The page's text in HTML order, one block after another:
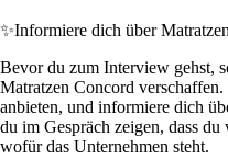
✨Informiere dich über
Bevor du zum Interview gehst,
Matratzen Concord
anbieten, und informiere dich
du im Gespräch zeigen, dass
wofür das Unternehmen steht.